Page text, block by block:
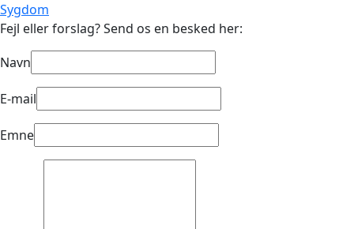
Sygdom
Fejl eller forslag? Send os en besked her:
Navn
E-mail
Emne